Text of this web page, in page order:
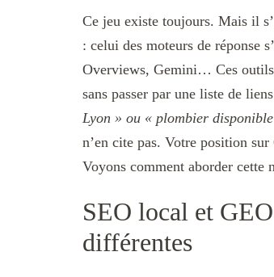
Ce jeu existe toujours. Mais il
: celui des moteurs de réponse
Overviews, Gemini… Ces outils
sans passer par une liste de
Lyon » ou « plombier
n’en cite pas. Votre position
Voyons comment aborder cette
SEO local et
différentes